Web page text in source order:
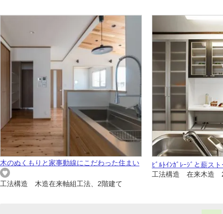
木のぬくもりと家事動線にこだわった住まい
工法構造 木造在来軸組工法、2階建て
ﾋﾞﾙﾄｲﾝｶﾞﾚｰｼﾞと薪ス
工法構造 在来木造